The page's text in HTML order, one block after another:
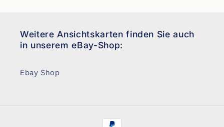
Weitere Ansichtskarten finden Sie auch
in unserem eBay-Shop:
Ebay Shop
Zahlungsmethoden